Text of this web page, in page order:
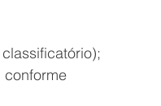
conforme